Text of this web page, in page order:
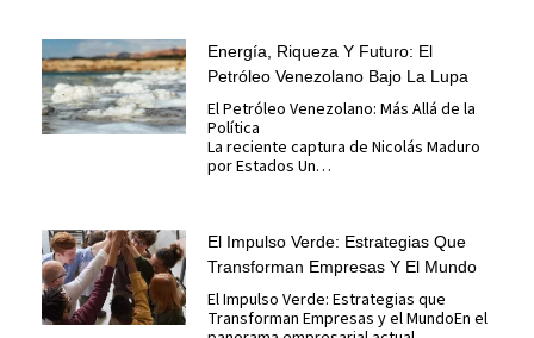
Energía, Riqueza Y Futuro: El
Petróleo Venezolano Bajo La Lupa
El Petróleo Venezolano: Más Allá de la
Política
La reciente captura de Nicolás Maduro
por Estados Un…
El Impulso Verde: Estrategias Que
Transforman Empresas Y El Mundo
El Impulso Verde: Estrategias que
Transforman Empresas y el MundoEn el